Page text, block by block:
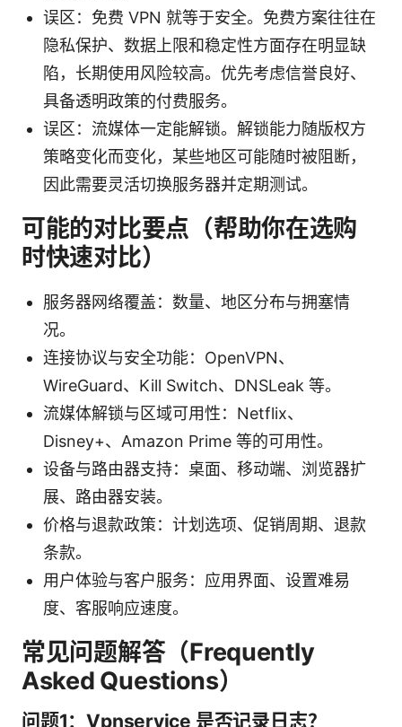
误区：免费 VPN 就等于安全。免费方案往往在
隐私保护、数据上限和稳定性方面存在明显缺
陷，长期使用风险较高。优先考虑信誉良好、
具备透明政策的付费服务。
误区：流媒体一定能解锁。解锁能力随版权方
策略变化而变化，某些地区可能随时被阻断，
因此需要灵活切换服务器并定期测试。
可能的对比要点（帮助你在选购
时快速对比）
服务器网络覆盖：数量、地区分布与拥塞情
况。
连接协议与安全功能：OpenVPN、
WireGuard、Kill Switch、DNSLeak 等。
流媒体解锁与区域可用性：Netflix、
Disney+、Amazon Prime 等的可用性。
设备与路由器支持：桌面、移动端、浏览器扩
展、路由器安装。
价格与退款政策：计划选项、促销周期、退款
条款。
用户体验与客户服务：应用界面、设置难易
度、客服响应速度。
常见问题解答（Frequently
Asked Questions）
问题1：Vpnservice 是否记录日志？